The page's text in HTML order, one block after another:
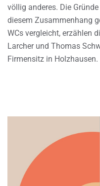
völlig anderes. Die
diesem Zusammenhang
WCs vergleicht, erzählen
Larcher und Thomas
Firmensitz in Holzhausen.